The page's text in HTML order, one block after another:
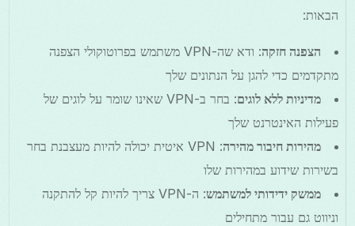
הבאות:
הצפנה חזקה
: ודא שה-VPN משתמש בפרוטוקולי הצפנה
מתקדמים כדי להגן על הנתונים שלך
מדיניות ללא לוגים
: בחר ב-VPN שאינו שומר על לוגים של
פעילות האינטרנט שלך
מהירות חיבור מהירה
: VPN איטית יכולה להיות מעצבנת בחר
בשירות שידוע במהירות שלו
ממשק ידידותי למשתמש
: ה-VPN צריך להיות קל להתקנה
וניווט גם עבור מתחילים